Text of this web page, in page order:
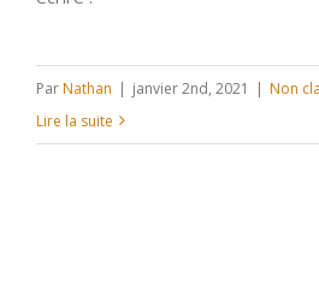
Par Nathan | janvier 2nd, 2021 | Non
Lire la suite